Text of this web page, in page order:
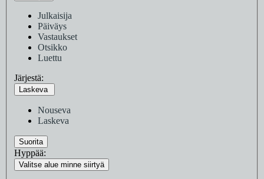
Julkaisija
Päiväys
Vastaukset
Otsikko
Luettu
Järjestä:
Laskeva
Nouseva
Laskeva
Suorita
Hyppää:
Valitse alue minne siirtyä